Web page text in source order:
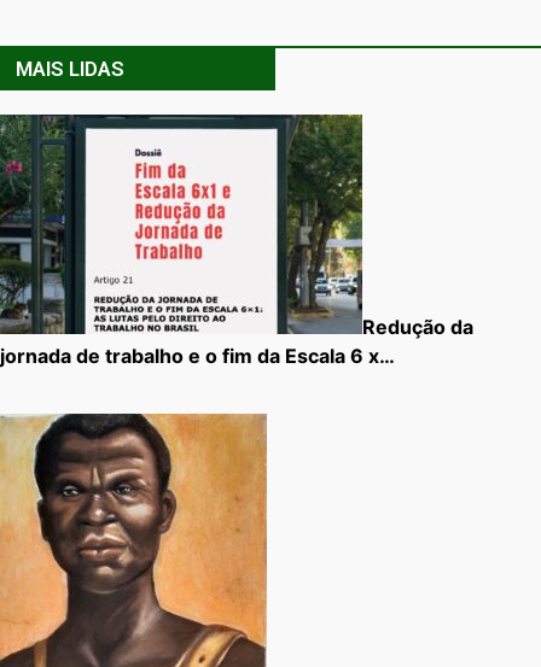
MAIS LIDAS
Redução da
jornada de trabalho e o fim da Escala 6 x…